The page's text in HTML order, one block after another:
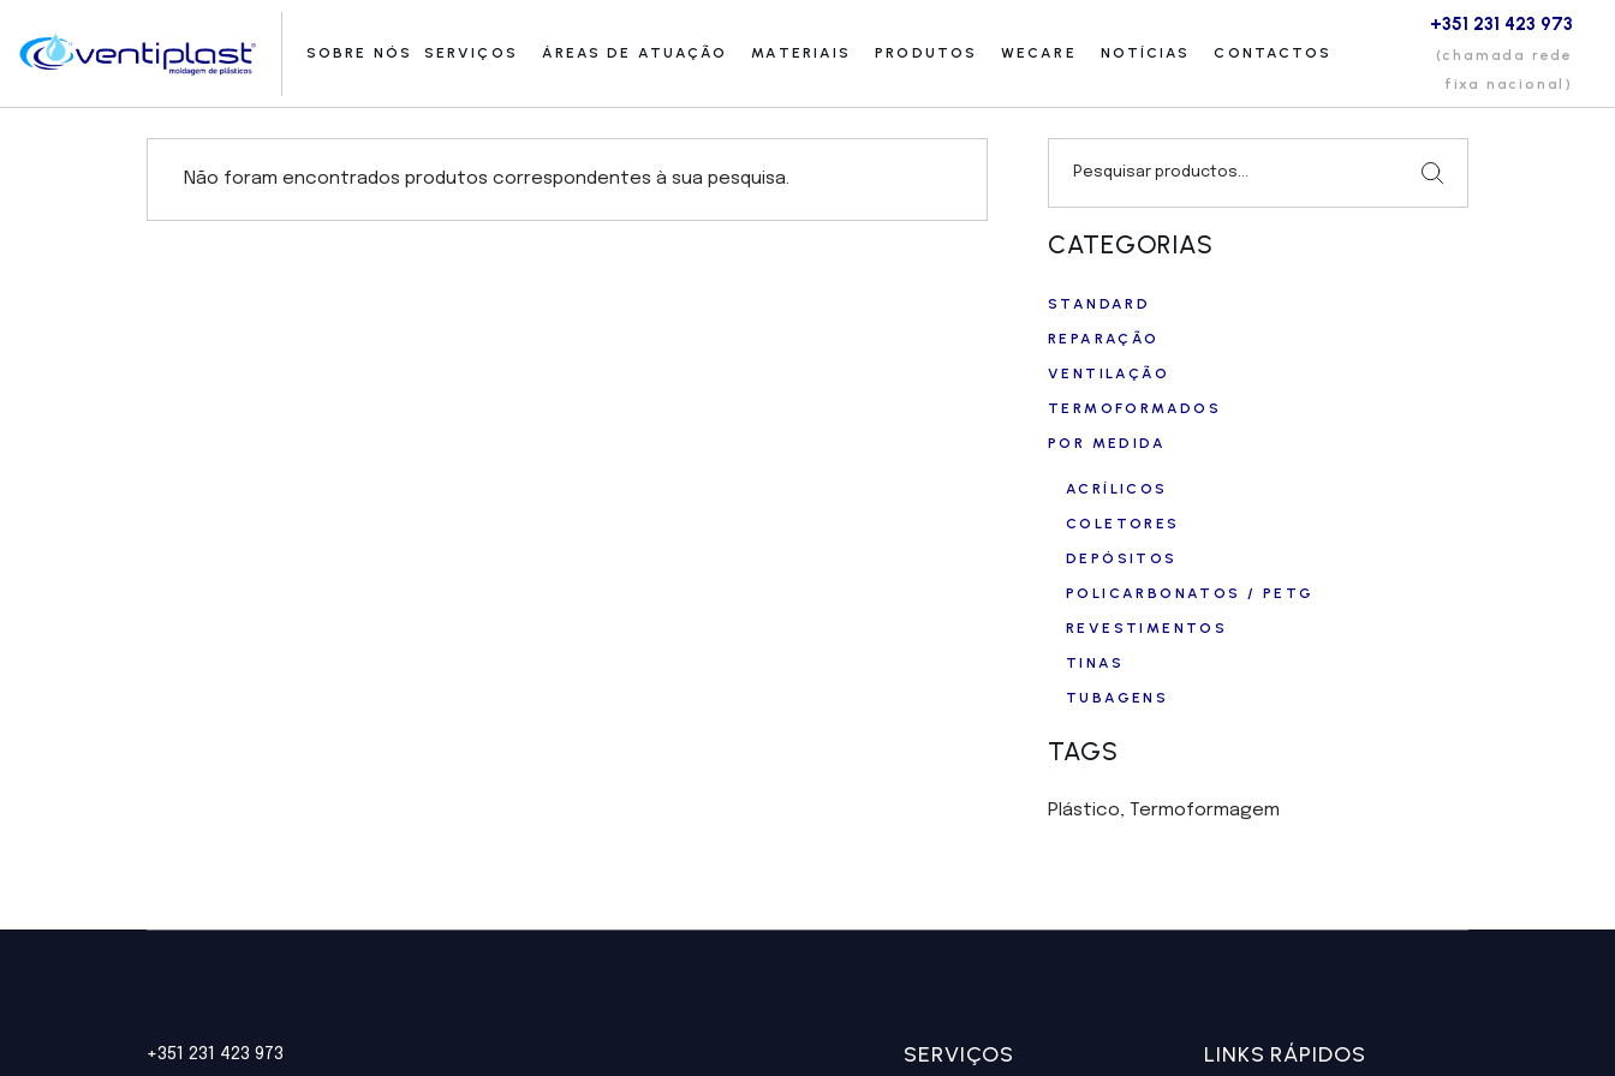
the
content
SOBRE NÓS SERVIÇOS ÁREAS DE ATUAÇÃO MATERIAIS PRODUTOS WECARE NOTÍCIAS CONTACTOS
(chamada rede
fixa nacional)
+351 231 423 973
Não foram encontrados produtos correspondentes à sua pesquisa.
Search
CATEGORIAS
STANDARD
REPARAÇÃO
VENTILAÇÃO
TERMOFORMADOS
POR MEDIDA
ACRÍLICOS
COLETORES
DEPÓSITOS
POLICARBONATOS / PETG
REVESTIMENTOS
TINAS
TUBAGENS
TAGS
Plástico Termoformagem
+351 231 423 973 SERVIÇOS LINKS RÁPIDOS